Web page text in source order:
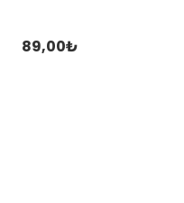
89,00₺